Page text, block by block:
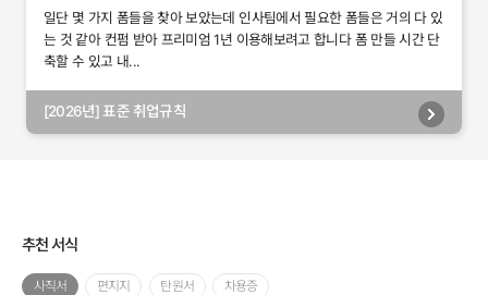
일단 몇 가지 폼들을 찾아 보았는데 인사팀에서 필요한 폼들은 거의 다 있
는 것 같아 컨펌 받아 프리미엄 1년 이용해보려고 합니다 폼 만들 시간 단
축할 수 있고 내...
[2026년] 표준 취업규칙
추천 서식
사직서 편지지 탄원서 차용증